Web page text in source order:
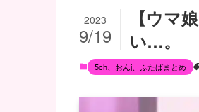
【ウマ
い…。
2023
9/19
5ch、おんj、ふたばまとめ